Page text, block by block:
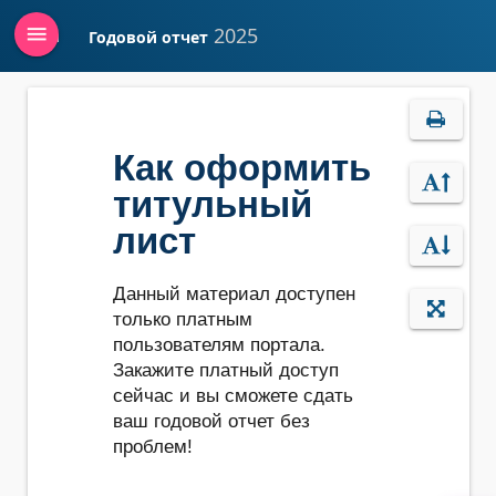
Войти Годовой отчет 2025
menu
Как оформить
титульный
лист
Данный материал доступен
только платным
пользователям портала.
Закажите платный доступ
сейчас и вы сможете сдать
ваш годовой отчет без
проблем!